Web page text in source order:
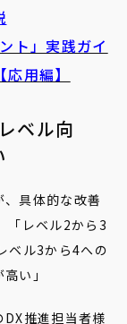
ト」実践ガイ
用編】
ベル向
、具体的な改善
「レベル2から3
ベル3から4への
い」
推進担当者様